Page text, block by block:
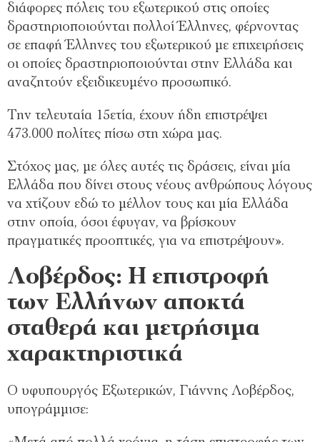
διάφορες πόλεις του εξωτερικού στις οποίες
δραστηριοποιούνται πολλοί Έλληνες, φέρνοντας
σε επαφή Έλληνες του εξωτερικού με επιχειρήσεις
οι οποίες δραστηριοποιούνται στην Ελλάδα και
αναζητούν εξειδικευμένο προσωπικό.
Την τελευταία 15ετία, έχουν ήδη επιστρέψει
473.000 πολίτες πίσω στη χώρα μας.
Στόχος μας, με όλες αυτές τις δράσεις, είναι μία
Ελλάδα που δίνει στους νέους ανθρώπους λόγους
να χτίζουν εδώ το μέλλον τους και μία Ελλάδα
στην οποία, όσοι έφυγαν, να βρίσκουν
πραγματικές προοπτικές, για να επιστρέψουν».
Λοβέρδος: Η επιστροφή
των Ελλήνων αποκτά
σταθερά και μετρήσιμα
χαρακτηριστικά
Ο υφυπουργός Εξωτερικών, Γιάννης Λοβέρδος,
υπογράμμισε: